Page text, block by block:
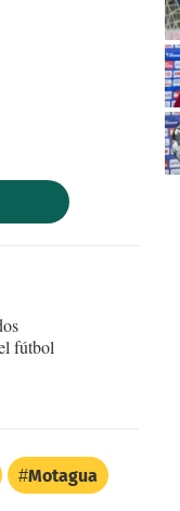
fútbol
Motagua